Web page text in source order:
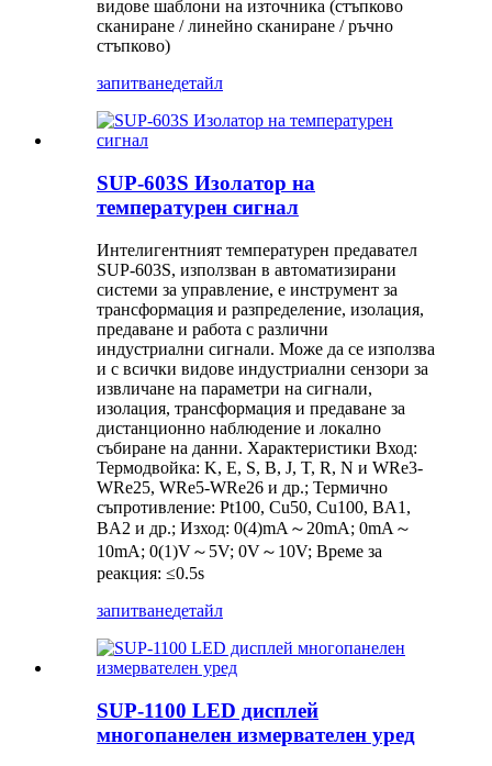
видове шаблони на източника (стъпково
сканиране / линейно сканиране / ръчно
стъпково)
запитванедетайл
SUP-603S Изолатор на
температурен сигнал
Интелигентният температурен предавател
SUP-603S, използван в автоматизирани
системи за управление, е инструмент за
трансформация и разпределение, изолация,
предаване и работа с различни
индустриални сигнали. Може да се използва
и с всички видове индустриални сензори за
извличане на параметри на сигнали,
изолация, трансформация и предаване за
дистанционно наблюдение и локално
събиране на данни. Характеристики Вход:
Термодвойка: K, E, S, B, J, T, R, N и WRe3-
WRe25, WRe5-WRe26 и др.; Термично
съпротивление: Pt100, Cu50, Cu100, BA1,
BA2 и др.; Изход: 0(4)mA～20mA; 0mA～
10mA; 0(1)V～5V; 0V～10V; Време за
реакция: ≤0.5s
запитванедетайл
SUP-1100 LED дисплей
многопанелен измервателен уред